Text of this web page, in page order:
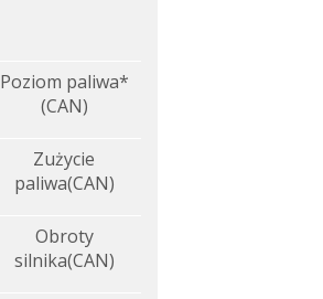
Poziom paliwa*
(CAN)
Zużycie
paliwa(CAN)
Obroty
silnika(CAN)